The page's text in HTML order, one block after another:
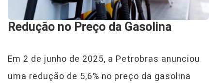
Redução no Preço da Gasolina
Em 2 de junho de 2025, a Petrobras anunciou
uma redução de 5,6% no preço da gasolina